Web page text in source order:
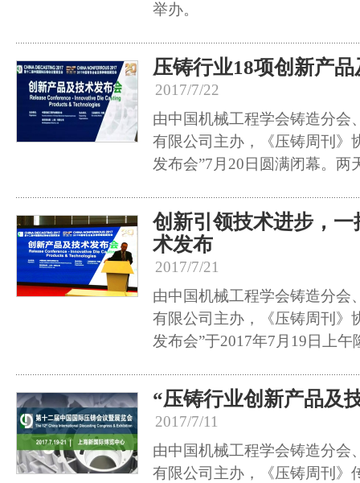
举办。
压铸行业18项创新产
2017/7/22
由中国机械工程学会铸造分会
有限公司主办，《压铸周刊》
发布会”7月20日圆满闭幕。
创新引领技术进步，
术发布
2017/7/21
由中国机械工程学会铸造分会
有限公司主办，《压铸周刊》
发布会”于2017年7月19日上午
“压铸行业创新产品及
2017/7/11
由中国机械工程学会铸造分会
有限公司主办，《压铸周刊》